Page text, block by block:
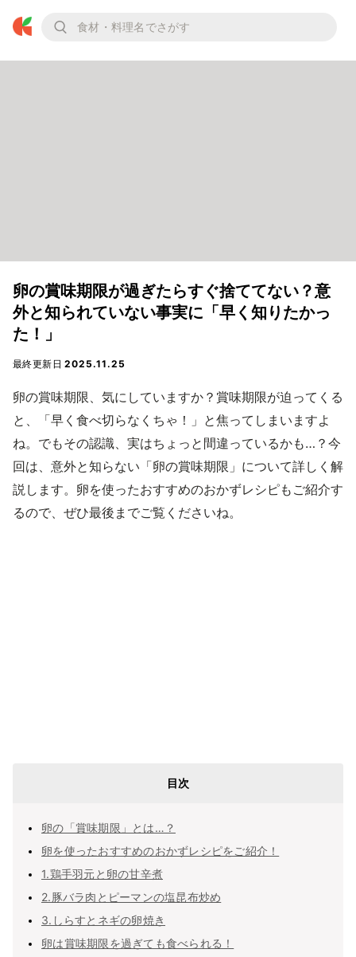
卵の賞味期限が過ぎたらすぐ捨ててない？意
外と知られていない事実に「早く知りたかっ
た！」
最終更新日2025.11.25
卵の賞味期限、気にしていますか？賞味期限が迫ってくる
と、「早く食べ切らなくちゃ！」と焦ってしまいますよ
ね。でもその認識、実はちょっと間違っているかも…？今
回は、意外と知らない「卵の賞味期限」について詳しく解
説します。卵を使ったおすすめのおかずレシピもご紹介す
るので、ぜひ最後までご覧くださいね。
目次
卵の「賞味期限」とは…？
卵を使ったおすすめのおかずレシピをご紹介！
1.鶏手羽元と卵の甘辛煮
2.豚バラ肉とピーマンの塩昆布炒め
3.しらすとネギの卵焼き
卵は賞味期限を過ぎても食べられる！